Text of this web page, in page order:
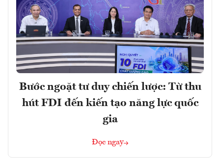
Bước ngoặt tư duy chiến lược: Từ thu
hút FDI đến kiến tạo năng lực quốc
gia
Đọc ngay